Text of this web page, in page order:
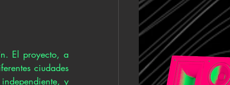
El proyecto, a
ciudades
y